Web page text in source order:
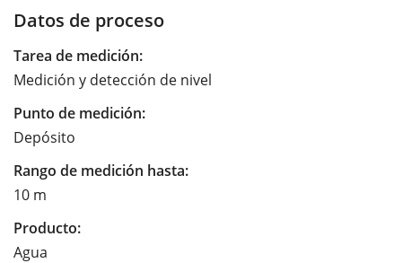
Datos de proceso
Tarea de medición:
Medición y detección de nivel
Punto de medición:
Depósito
Rango de medición hasta:
10 m
Producto:
Agua